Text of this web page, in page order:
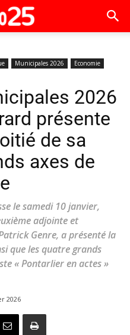
Municipales 2026
Economie
2026
présente
de sa
axes de
le samedi 10 janvier,
adjointe et
Genre, a présenté la
que les quatre grands
« Pontarlier en actes »
2026